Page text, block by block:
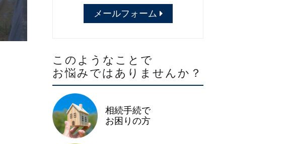
メールフォーム
このようなことで
お悩みではありませんか？
相続手続で
お困りの方